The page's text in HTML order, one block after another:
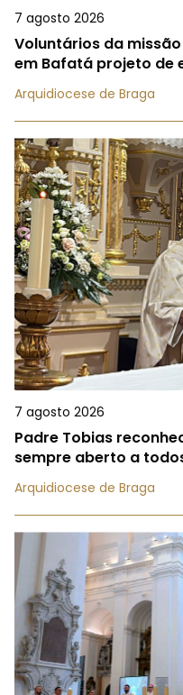
7 agosto 2026
Voluntários da
em Bafatá projeto de
Arquidiocese de Braga
7 agosto 2026
Padre Tobias
sempre aberto a
Arquidiocese de Braga